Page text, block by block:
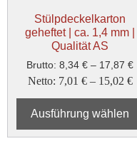
Stülpdeckelkarton
geheftet | ca. 1,4 mm |
Qualität AS
Brutto: 8,34 € – 17,87 €
Netto: 7,01 € – 15,02 €
Ausführung wählen